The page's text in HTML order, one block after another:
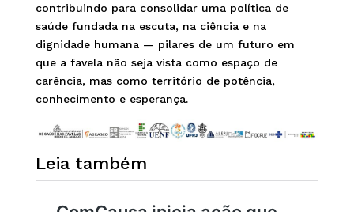
contribuindo para consolidar uma política de
saúde fundada na escuta, na ciência e na
dignidade humana — pilares de um futuro em
que a favela não seja vista como espaço de
carência, mas como território de potência,
conhecimento e esperança.
Leia também